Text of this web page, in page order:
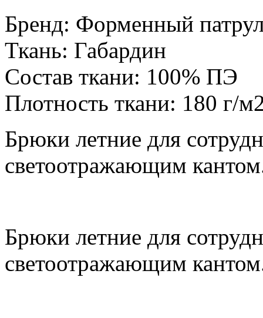
Бренд: Форменный
Ткань: Габардин
Состав ткани: 100% ПЭ
Плотность ткани: 180 г/
Брюки летние для
светоотражающим
Брюки летние для
светоотражающим